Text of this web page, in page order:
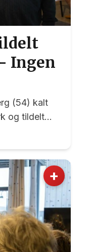
Ingen
(54) kalt
og tildelt
for 2025.
+